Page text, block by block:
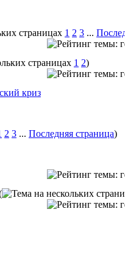
1 2 3 ...
1 2)
криз
2 3 ... Последняя страница)